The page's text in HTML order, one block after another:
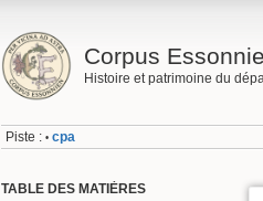
Corpus
Histoire et patrimoine du
Piste : • cpa
TABLE DES MATIÈRES